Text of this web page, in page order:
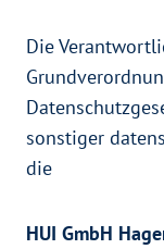
Die
sonstiger
die
HUI GmbH